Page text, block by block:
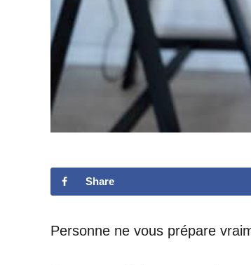
Share
Personne ne vous prépare